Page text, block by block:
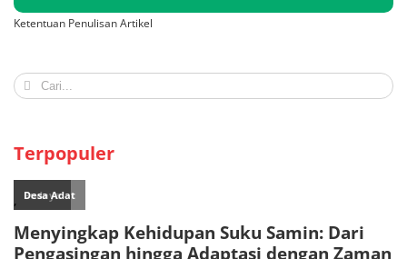
Ketentuan Penulisan Artikel
Search
for:
Terpopuler